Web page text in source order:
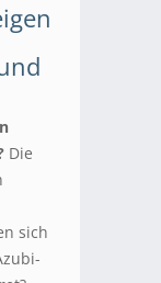
Die
sich